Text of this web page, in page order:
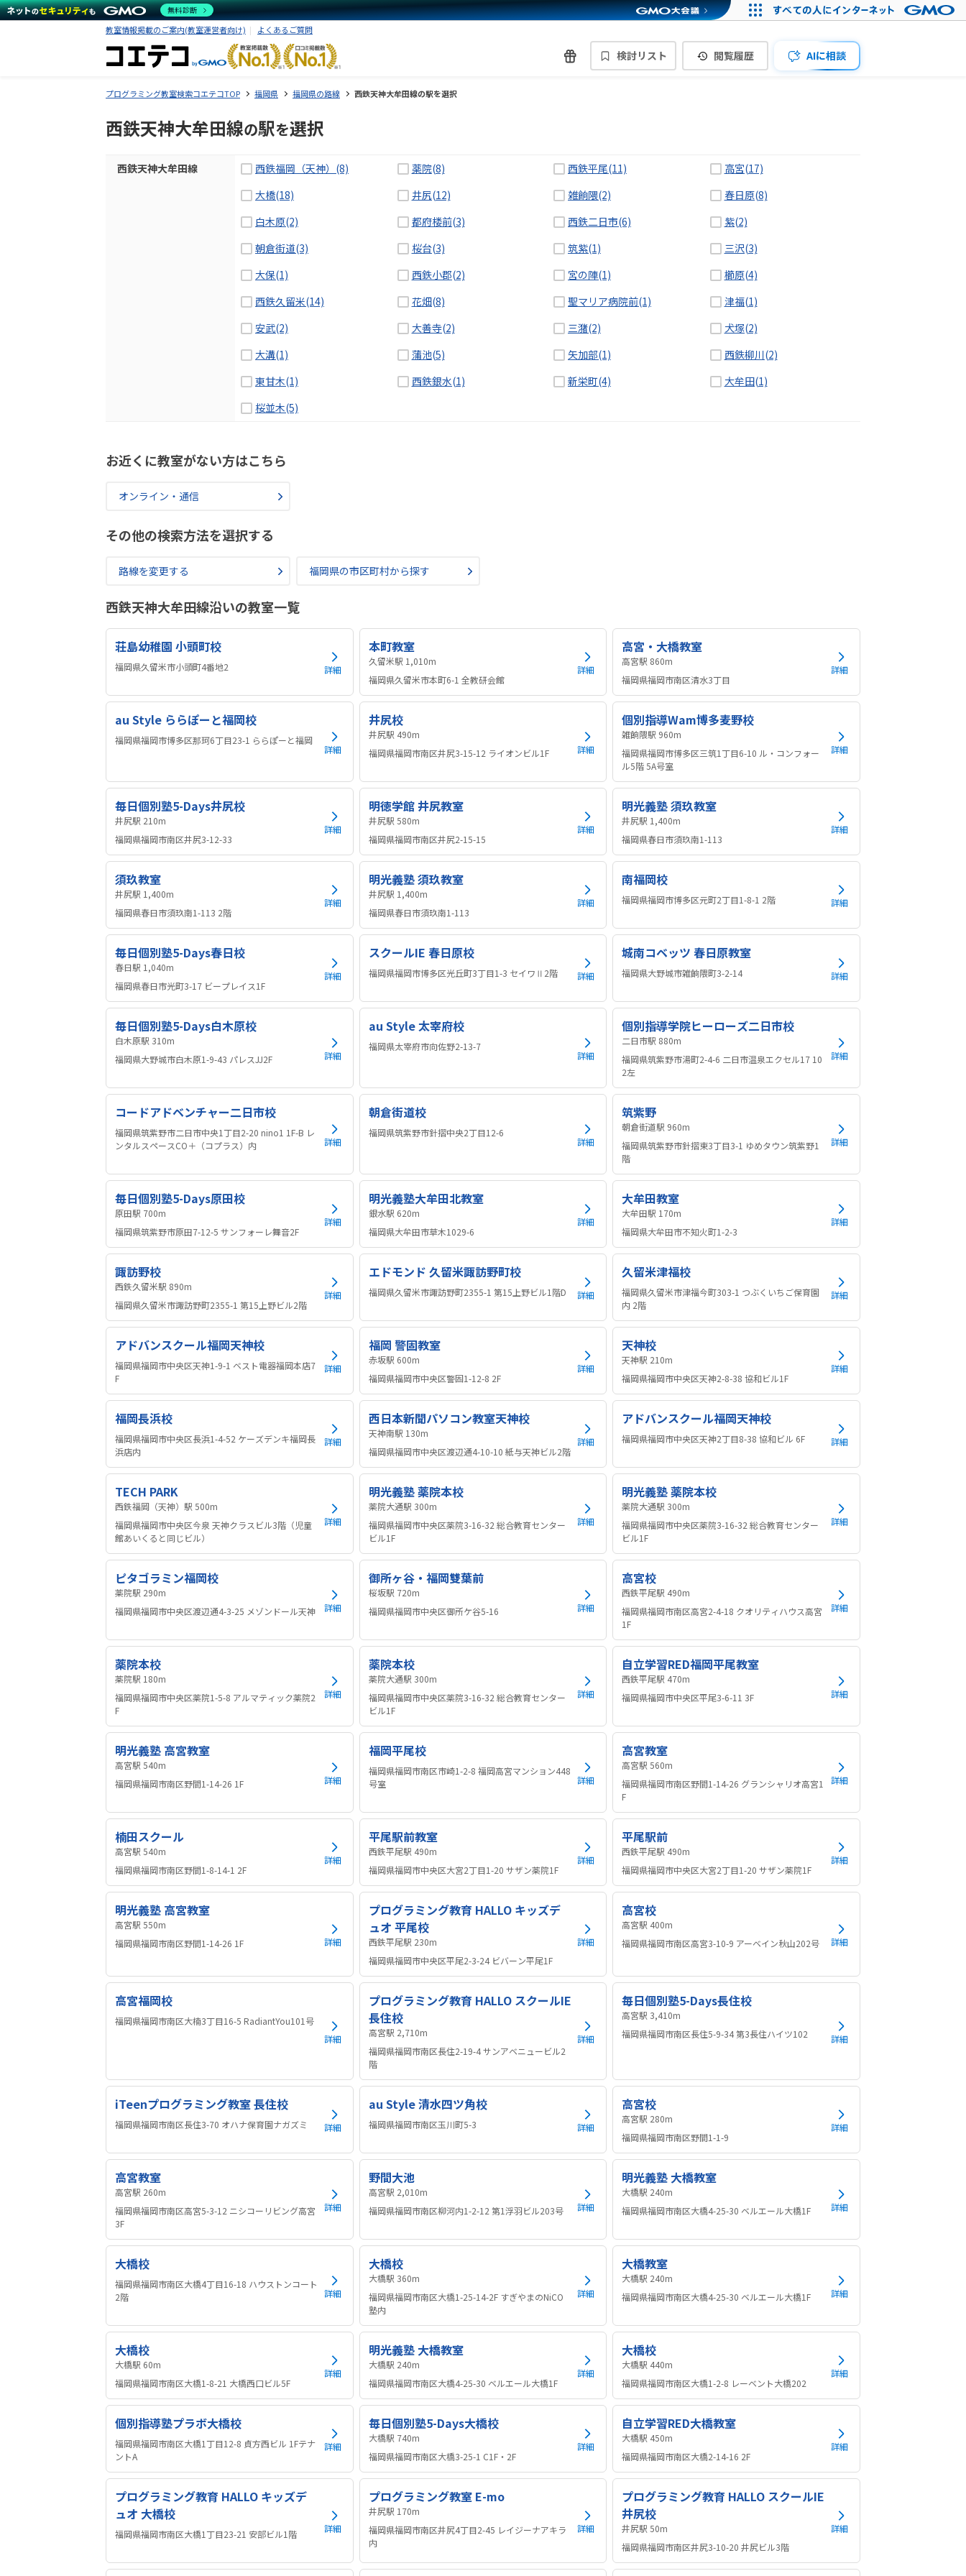
教室情報掲載のご案内(教室運営者向け) よくあるご質問
検討リスト 閲覧履歴 AIに相談
プログラミング教室検索コエテコTOP 福岡県 福岡県の路線 西鉄天神大牟田線の駅を選択
西鉄天神大牟田線の駅を選択
西鉄天神大牟田線 西鉄福岡（天神）(8) 薬院(8) 西鉄平尾(11)
高宮(17)
大橋(18)
井尻(12) 雑餉隈(2)
春日原(8)
白木原(2)
都府楼前(3) 西鉄二日市(6)
紫(2)
朝倉街道(3)
桜台(3) 筑紫(1)
三沢(3)
大保(1)
西鉄小郡(2) 宮の陣(1)
櫛原(4)
西鉄久留米(14)
花畑(8) 聖マリア病院前(1)
津福(1)
安武(2)
大善寺(2) 三潴(2)
犬塚(2)
大溝(1)
蒲池(5) 矢加部(1)
西鉄柳川(2)
東甘木(1)
西鉄銀水(1) 新栄町(4)
大牟田(1)
桜並木(5)
お近くに教室がない方はこちら
オンライン・通信
その他の検索方法を選択する
路線を変更する 福岡県の市区町村から探す
西鉄天神大牟田線沿いの教室一覧
荘島幼稚園 小頭町校
福岡県久留米市小頭町4番地2 詳細
本町教室
久留米駅 1,010m
福岡県久留米市本町6-1 全教研会館
詳細
高宮・大橋教室
高宮駅 860m
福岡県福岡市南区清水3丁目
詳細
au Style ららぽーと福岡校
福岡県福岡市博多区那珂6丁目23-1 ららぽーと福岡
詳細
井尻校
井尻駅 490m
福岡県福岡市南区井尻3-15-12 ライオンビル1F
詳細
個別指導Wam博多麦野校
雑餉隈駅 960m
福岡県福岡市博多区三筑1丁目6-10 ル・コンフォー
ル5階 5A号室
詳細
毎日個別塾5-Days井尻校
井尻駅 210m
福岡県福岡市南区井尻3-12-33
詳細
明徳学館 井尻教室
井尻駅 580m
福岡県福岡市南区井尻2-15-15
詳細
明光義塾 須玖教室
井尻駅 1,400m
福岡県春日市須玖南1-113
詳細
須玖教室
井尻駅 1,400m
福岡県春日市須玖南1-113 2階
詳細
明光義塾 須玖教室
井尻駅 1,400m
福岡県春日市須玖南1-113
詳細
南福岡校
福岡県福岡市博多区元町2丁目1-8-1 2階 詳細
毎日個別塾5-Days春日校
春日駅 1,040m
福岡県春日市光町3-17 ビープレイス1F
詳細
スクールIE 春日原校
福岡県福岡市博多区光丘町3丁目1-3 セイワⅡ2階 詳細
城南コベッツ 春日原教室
福岡県大野城市雑餉隈町3-2-14 詳細
毎日個別塾5-Days白木原校
白木原駅 310m
福岡県大野城市白木原1-9-43 パレスJJ2F
詳細
au Style 太宰府校
福岡県太宰府市向佐野2-13-7
詳細
個別指導学院ヒーローズ二日市校
二日市駅 880m
福岡県筑紫野市湯町2-4-6 二日市温泉エクセル17 10
2左
詳細
コードアドベンチャー二日市校
福岡県筑紫野市二日市中央1丁目2-20 nino1 1F-B レ
ンタルスペースCO＋（コプラス）内
詳細
朝倉街道校
福岡県筑紫野市針摺中央2丁目12-6
詳細
筑紫野
朝倉街道駅 960m
福岡県筑紫野市針摺東3丁目3-1 ゆめタウン筑紫野1
階
詳細
毎日個別塾5-Days原田校
原田駅 700m
福岡県筑紫野市原田7-12-5 サンフォーレ舞音2F
詳細
明光義塾大牟田北教室
銀水駅 620m
福岡県大牟田市草木1029-6
詳細
大牟田教室
大牟田駅 170m
福岡県大牟田市不知火町1-2-3
詳細
諏訪野校
西鉄久留米駅 890m
福岡県久留米市諏訪野町2355-1 第15上野ビル2階
詳細
エドモンド 久留米諏訪野町校
福岡県久留米市諏訪野町2355-1 第15上野ビル1階D 詳細
久留米津福校
福岡県久留米市津福今町303-1 つぶくいちご保育園
内 2階
詳細
アドバンスクール福岡天神校
福岡県福岡市中央区天神1-9-1 ベスト電器福岡本店7
F
詳細
福岡 警固教室
赤坂駅 600m
福岡県福岡市中央区警固1-12-8 2F
詳細
天神校
天神駅 210m
福岡県福岡市中央区天神2-8-38 協和ビル1F
詳細
福岡長浜校
福岡県福岡市中央区長浜1-4-52 ケーズデンキ福岡長
浜店内
詳細
西日本新聞パソコン教室天神校
天神南駅 130m
福岡県福岡市中央区渡辺通4-10-10 紙与天神ビル2階
詳細
アドバンスクール福岡天神校
福岡県福岡市中央区天神2丁目8-38 協和ビル 6F 詳細
TECH PARK
西鉄福岡（天神）駅 500m
福岡県福岡市中央区今泉 天神クラスビル3階（児童
館あいくると同じビル）
詳細
明光義塾 薬院本校
薬院大通駅 300m
福岡県福岡市中央区薬院3-16-32 総合教育センター
ビル1F
詳細
明光義塾 薬院本校
薬院大通駅 300m
福岡県福岡市中央区薬院3-16-32 総合教育センター
ビル1F
詳細
ピタゴラミン福岡校
薬院駅 290m
福岡県福岡市中央区渡辺通4-3-25 メゾンドール天神
詳細
御所ヶ谷・福岡雙葉前
桜坂駅 720m
福岡県福岡市中央区御所ケ谷5-16
詳細
高宮校
西鉄平尾駅 490m
福岡県福岡市南区高宮2-4-18 クオリティハウス高宮
1F
詳細
薬院本校
薬院駅 180m
福岡県福岡市中央区薬院1-5-8 アルマティック薬院2
F
詳細
薬院本校
薬院大通駅 300m
福岡県福岡市中央区薬院3-16-32 総合教育センター
ビル1F
詳細
自立学習RED福岡平尾教室
西鉄平尾駅 470m
福岡県福岡市中央区平尾3-6-11 3F
詳細
明光義塾 高宮教室
高宮駅 540m
福岡県福岡市南区野間1-14-26 1F
詳細
福岡平尾校
福岡県福岡市南区市崎1-2-8 福岡高宮マンション448
号室
詳細
高宮教室
高宮駅 560m
福岡県福岡市南区野間1-14-26 グランシャリオ高宮1
F
詳細
楠田スクール
高宮駅 540m
福岡県福岡市南区野間1-8-14-1 2F
詳細
平尾駅前教室
西鉄平尾駅 490m
福岡県福岡市中央区大宮2丁目1-20 サザン薬院1F
詳細
平尾駅前
西鉄平尾駅 490m
福岡県福岡市中央区大宮2丁目1-20 サザン薬院1F
詳細
明光義塾 高宮教室
高宮駅 550m
福岡県福岡市南区野間1-14-26 1F
詳細
プログラミング教育 HALLO キッズデ
ュオ 平尾校
西鉄平尾駅 230m
福岡県福岡市中央区平尾2-3-24 ビバーン平尾1F
詳細
高宮校
高宮駅 400m
福岡県福岡市南区高宮3-10-9 アーベイン秋山202号
詳細
高宮福岡校
福岡県福岡市南区大楠3丁目16-5 RadiantYou101号
詳細
プログラミング教育 HALLO スクールIE
長住校
高宮駅 2,710m
福岡県福岡市南区長住2-19-4 サンアベニュービル2
階
詳細
毎日個別塾5-Days長住校
高宮駅 3,410m
福岡県福岡市南区長住5-9-34 第3長住ハイツ102
詳細
iTeenプログラミング教室 長住校
福岡県福岡市南区長住3-70 オハナ保育園ナガズミ 詳細
au Style 清水四ツ角校
福岡県福岡市南区玉川町5-3 詳細
高宮校
高宮駅 280m
福岡県福岡市南区野間1-1-9
詳細
高宮教室
高宮駅 260m
福岡県福岡市南区高宮5-3-12 ニシコーリビング高宮
3F
詳細
野間大池
高宮駅 2,010m
福岡県福岡市南区柳河内1-2-12 第1浮羽ビル203号
詳細
明光義塾 大橋教室
大橋駅 240m
福岡県福岡市南区大橋4-25-30 ベルエール大橋1F
詳細
大橋校
福岡県福岡市南区大橋4丁目16-18 ハウストンコート
2階
詳細
大橋校
大橋駅 360m
福岡県福岡市南区大橋1-25-14-2F すぎやまのNiCO
塾内
詳細
大橋教室
大橋駅 240m
福岡県福岡市南区大橋4-25-30 ベルエール大橋1F
詳細
大橋校
大橋駅 60m
福岡県福岡市南区大橋1-8-21 大橋西口ビル5F
詳細
明光義塾 大橋教室
大橋駅 240m
福岡県福岡市南区大橋4-25-30 ベルエール大橋1F
詳細
大橋校
大橋駅 440m
福岡県福岡市南区大橋1-2-8 レーベント大橋202
詳細
個別指導塾プラボ大橋校
福岡県福岡市南区大橋1丁目12-8 貞方西ビル 1Fテナ
ントA
詳細
毎日個別塾5-Days大橋校
大橋駅 740m
福岡県福岡市南区大橋3-25-1 C1F・2F
詳細
自立学習RED大橋教室
大橋駅 450m
福岡県福岡市南区大橋2-14-16 2F
詳細
プログラミング教育 HALLO キッズデ
ュオ 大橋校
福岡県福岡市南区大橋1丁目23-21 安部ビル1階 詳細
プログラミング教室 E-mo
井尻駅 170m
福岡県福岡市南区井尻4丁目2-45 レイジーナアキラ
内
詳細
プログラミング教育 HALLO スクールIE
井尻校
井尻駅 50m
福岡県福岡市南区井尻3-10-20 井尻ビル3階
詳細
無料診断